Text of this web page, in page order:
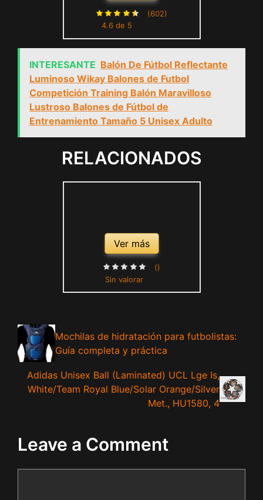
4.6 de 5
(602)
INTERESANTE Balón De Fútbol Reflectante
Luminoso Wikay Balones de Futbol
Competición Training Balón Maravilloso
Lustroso Balones de Fútbol de
Entrenamiento Tamaño 5 Unisex Adulto
RELACIONADOS
Ver más
Sin valorar
()
Mochilas de hidratación para futbolistas:
Guía completa y práctica
Adidas Unisex Ball (Laminated) UCL Lge Is,
White/Team Royal Blue/Solar Orange/Silver
Met., HU1580, 4
Leave a Comment